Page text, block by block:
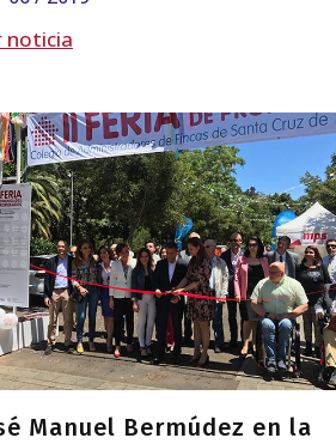
noticia
Manuel Bermúdez en la